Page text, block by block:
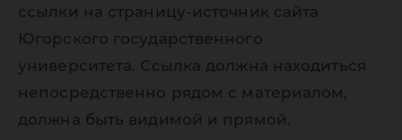
ссылки на страницу-источник сайта
Югорского государственного
университета. Ссылка должна находиться
непосредственно рядом с материалом,
должна быть видимой и прямой.